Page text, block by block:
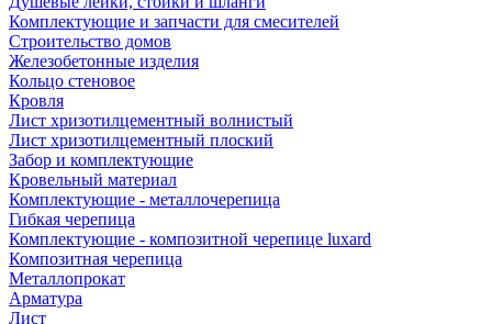
Комплектующие и запчасти для смесителей
Строительство домов
Железобетонные изделия
Кольцо стеновое
Кровля
Лист хризотилцементный волнистый
Лист хризотилцементный плоский
Забор и комплектующие
Кровельный материал
Комплектующие - металлочерепица
Гибкая черепица
Комплектующие - композитной черепице luxard
Композитная черепица
Металлопрокат
Арматура
Лист